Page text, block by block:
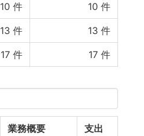
10 件 10 件
13 件 13 件
17 件 17 件
業務概要
支出